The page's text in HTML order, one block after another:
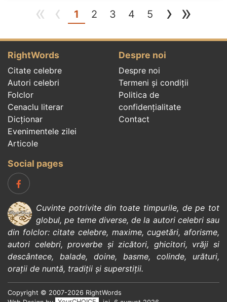
« ‹ 1 (current)
2 3 4 5 › »
RightWords
Citate celebre
Autori celebri
Folclor
Cenaclu literar
Dicționar
Evenimentele zilei
Articole
Despre noi
Despre noi
Termeni și condiții
Politica de
confidenţialitate
Contact
Social pages
Cuvinte potrivite din toate timpurile, de pe tot
globul, pe teme diverse, de la autori celebrisau
din folclor:citate celebre, maxime,cugetări,aforisme,
autori celebri,proverbe și zicători, ghicitori, vrăji si
descântece, balade, doine, basme, colinde, urături,
orații de nuntă, tradiții și superstiții.
Copyright © 2007-2026 RightWords